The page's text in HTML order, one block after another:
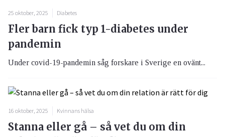
25 oktober, 2025 Diabetes
Fler barn fick typ 1-diabetes under
pandemin
Under covid-19-pandemin såg forskare i Sverige en ovänt...
16 oktober, 2025 Kvinnans hälsa
Stanna eller gå – så vet du om din